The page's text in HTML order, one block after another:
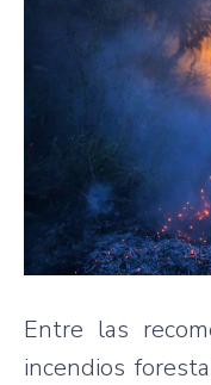
Entre las
incendios